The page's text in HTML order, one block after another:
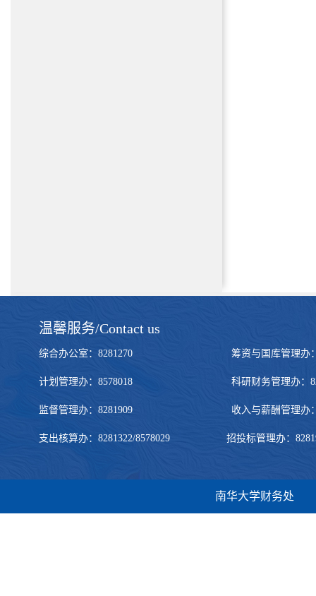
温馨服务/Contact us
综合办公室：8281270 筹资与国库管理办：
计划管理办：8578018 科研财务管理办：
监督管理办：8281909 收入与薪酬管理办：
支出核算办：8281322/8578029 招投标管理办：
南华大学财务处